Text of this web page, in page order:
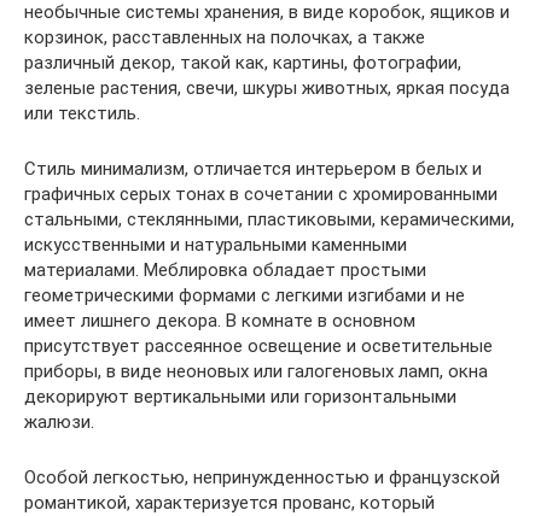
необычные системы хранения, в виде коробок, ящиков и
корзинок, расставленных на полочках, а также
различный декор, такой как, картины, фотографии,
зеленые растения, свечи, шкуры животных, яркая посуда
или текстиль.
Стиль минимализм, отличается интерьером в белых и
графичных серых тонах в сочетании с хромированными
стальными, стеклянными, пластиковыми, керамическими,
искусственными и натуральными каменными
материалами. Меблировка обладает простыми
геометрическими формами с легкими изгибами и не
имеет лишнего декора. В комнате в основном
присутствует рассеянное освещение и осветительные
приборы, в виде неоновых или галогеновых ламп, окна
декорируют вертикальными или горизонтальными
жалюзи.
Особой легкостью, непринужденностью и французской
романтикой, характеризуется прованс, который